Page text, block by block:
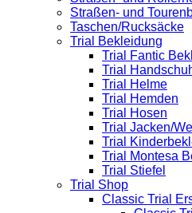
Straßen- und
Taschen/Rucksäcke
Trial Bekleidung
Trial Fantic
Trial
Trial Helme
Trial Hemden
Trial Hosen
Trial Jacken/
Trial
Trial Montesa
Trial Stiefel
Trial Shop
Classic Trial